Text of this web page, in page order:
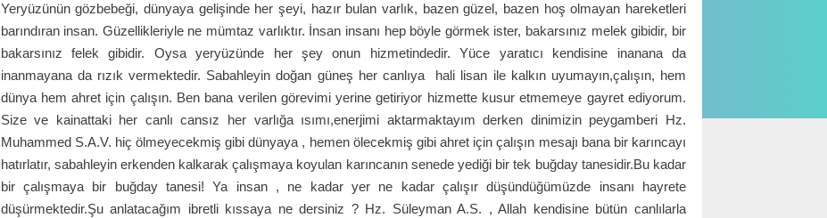
Yeryüzünün gözbebeği, dünyaya gelişinde her şeyi, hazır bulan varlık, bazen güzel, bazen hoş olmayan hareketleri
barındıran insan. Güzellikleriyle ne mümtaz varlıktır. İnsan insanı hep böyle görmek ister, bakarsınız melek gibidir, bir
bakarsınız felek gibidir. Oysa yeryüzünde her şey onun hizmetindedir. Yüce yaratıcı kendisine inanana da
inanmayana da rızık vermektedir. Sabahleyin doğan güneş her canlıya hali lisan ile kalkın uyumayın,çalışın, hem
dünya hem ahret için çalışın. Ben bana verilen görevimi yerine getiriyor hizmette kusur etmemeye gayret ediyorum.
Size ve kainattaki her canlı cansız her varlığa ısımı,enerjimi aktarmaktayım derken dinimizin peygamberi Hz.
Muhammed S.A.V. hiç ölmeyecekmiş gibi dünyaya , hemen ölecekmiş gibi ahret için çalışın mesajı bana bir karıncayı
hatırlatır, sabahleyin erkenden kalkarak çalışmaya koyulan karıncanın senede yediği bir tek buğday tanesidir.Bu kadar
bir çalışmaya bir buğday tanesi! Ya insan , ne kadar yer ne kadar çalışır düşündüğümüzde insanı hayrete
düşürmektedir.Şu anlatacağım ibretli kıssaya ne dersiniz ? Hz. Süleyman A.S. , Allah kendisine bütün canlılarla